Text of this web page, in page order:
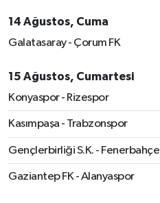
14 Ağustos, Cuma
Galatasaray - Çorum FK
15 Ağustos, Cumartesi
Konyaspor - Rizespor
Kasımpaşa - Trabzonspor
Gençlerbirliği S.K. - Fenerbahçe
Gaziantep FK - Alanyaspor